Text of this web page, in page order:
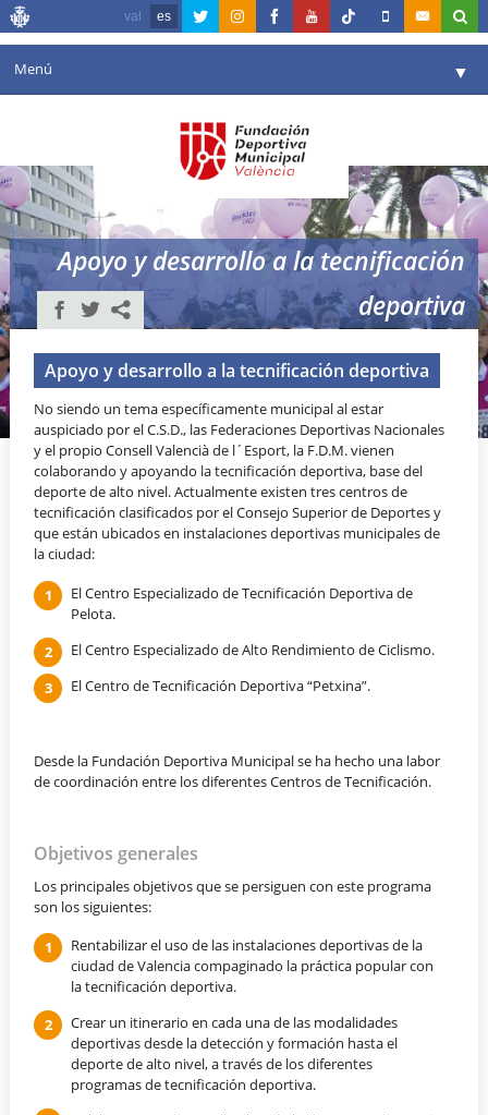
val es
Menú ▼
Agenda
Instalaciones ▼
Comunicación ▼
Valencia en deporte ▼
Portal de Transparencia
Reservas
Apoyo y desarrollo a la tecnificación
deportiva
Apoyo y desarrollo a la tecnificación deportiva
No siendo un tema específicamente municipal al estar
auspiciado por el C.S.D., las Federaciones Deportivas Nacionales
y el propio Consell Valencià de l´Esport, la F.D.M. vienen
colaborando y apoyando la tecnificación deportiva, base del
deporte de alto nivel. Actualmente existen tres centros de
tecnificación clasificados por el Consejo Superior de Deportes y
que están ubicados en instalaciones deportivas municipales de
la ciudad:
El Centro Especializado de Tecnificación Deportiva de
Pelota.
El Centro Especializado de Alto Rendimiento de Ciclismo.
El Centro de Tecnificación Deportiva “Petxina”.
Desde la Fundación Deportiva Municipal se ha hecho una labor
de coordinación entre los diferentes Centros de Tecnificación.
Objetivos generales
Los principales objetivos que se persiguen con este programa
son los siguientes:
Rentabilizar el uso de las instalaciones deportivas de la
ciudad de Valencia compaginado la práctica popular con
la tecnificación deportiva.
Crear un itinerario en cada una de las modalidades
deportivas desde la detección y formación hasta el
deporte de alto nivel, a través de los diferentes
programas de tecnificación deportiva.